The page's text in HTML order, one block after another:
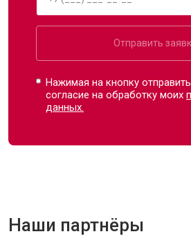
Отправить
Нажимая на кнопку
согласие на обработку моих
данных.
Наши партнёры